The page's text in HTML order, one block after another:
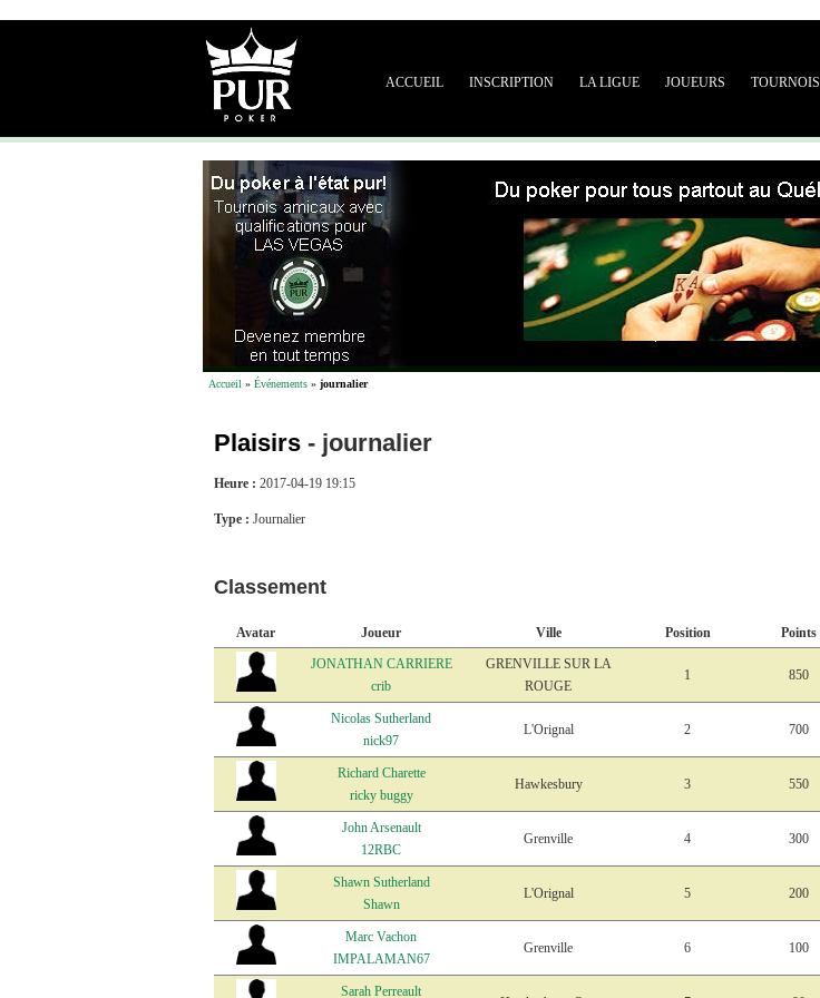
ACCUEIL INSCRIPTION LA LIGUE JOUEURS TOURNOIS
Accueil » Événements » journalier
Plaisirs - journalier
Heure : 2017-04-19 19:15
Type : Journalier
Classement
Avatar Joueur Ville Position
Points
JONATHAN CARRIERE
crib
GRENVILLE SUR LA
ROUGE
1 850
Nicolas Sutherland
nick97
L'Orignal 2 700
Richard Charette
ricky buggy
Hawkesbury 3 550
John Arsenault
12RBC
Grenville 4 300
Shawn Sutherland
Shawn
L'Orignal 5 200
Marc Vachon
IMPALAMAN67
Grenville 6 100
Sarah Perreault